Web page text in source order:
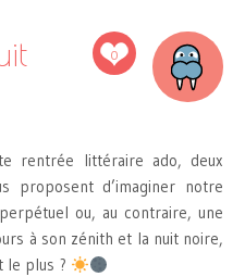
0
rentrée littéraire ado, deux
proposent d’imaginer notre
ou, au contraire, une
à son zénith et la nuit noire,
le plus ?